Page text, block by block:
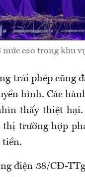
cao trong khu
trái phép cũng
hình. Các
thấy thiệt
thị trường hợp
tiền.
điện 38/CĐ-